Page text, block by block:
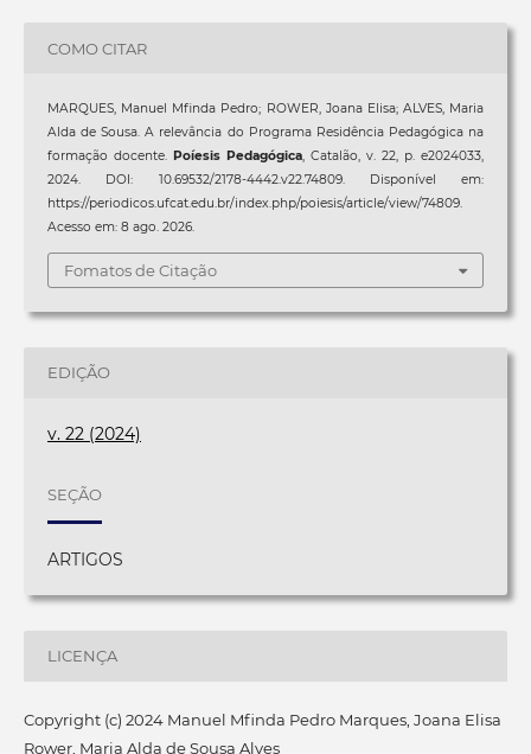
COMO CITAR
MARQUES, Manuel Mfinda Pedro; ROWER, Joana Elisa; ALVES, Maria
Alda de Sousa. A relevância do Programa Residência Pedagógica na
formação docente. Poíesis Pedagógica, Catalão, v. 22, p. e2024033,
2024. DOI: 10.69532/2178-4442.v22.74809. Disponível em:
https://periodicos.ufcat.edu.br/index.php/poiesis/article/view/74809.
Acesso em: 8 ago. 2026.
Fomatos de Citação
EDIÇÃO
v. 22 (2024)
SEÇÃO
ARTIGOS
LICENÇA
Copyright (c) 2024 Manuel Mfinda Pedro Marques, Joana Elisa
Rower, Maria Alda de Sousa Alves